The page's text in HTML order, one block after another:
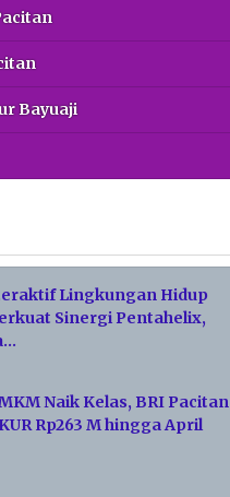
Bayuaji
Lingkungan Hidup
Sinergi Pentahelix,
Naik Kelas, BRI Pacitan
Rp263 M hingga April